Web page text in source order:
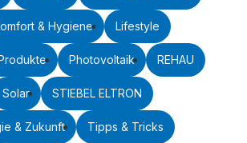
& Hygiene Lifestyle
Photovoltaik REHAU
Solar STIEBEL ELTRON
& Zukunft Tipps & Tricks